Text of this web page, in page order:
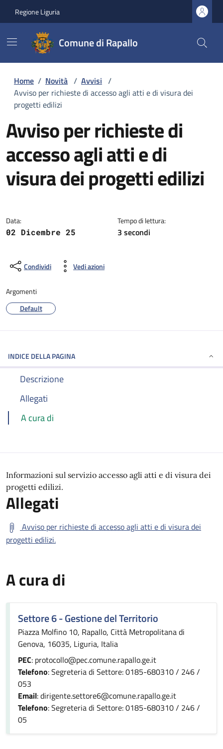
Regione Liguria
Comune di Rapallo
Home / Novità / Avvisi /
Avviso per richieste di accesso agli atti e di visura dei
progetti edilizi
Avviso per richieste di
accesso agli atti e di
visura dei progetti edilizi
Data:
02 Dicembre 25
Tempo di lettura:
3 secondi
Condividi Vedi azioni
Argomenti
Default
INDICE DELLA PAGINA
Descrizione
Allegati
A cura di
Informazioni sul servizio accesso agli atti e di visura dei
progetti edilizi.
Allegati
Avviso per richieste di accesso agli atti e di visura dei
progetti edilizi.
A cura di
Settore 6 - Gestione del Territorio
Piazza Molfino 10, Rapallo, Città Metropolitana di
Genova, 16035, Liguria, Italia
PEC: protocollo@pec.comune.rapallo.ge.it
Telefono: Segreteria di Settore: 0185-680310 / 246 /
053
Email: dirigente.settore6@comune.rapallo.ge.it
Telefono: Segreteria di Settore: 0185-680310 / 246 /
05